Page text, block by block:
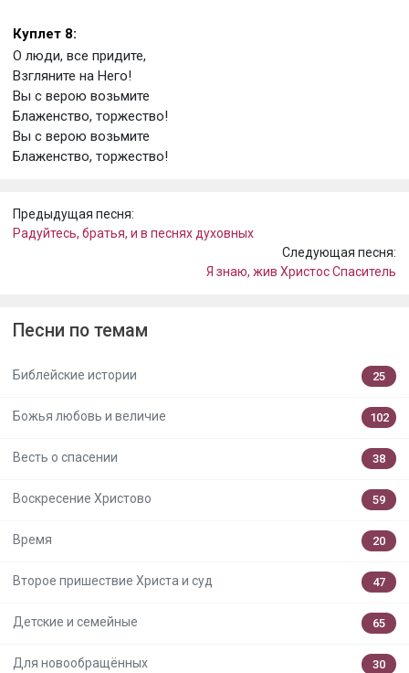
Куплет 8:
О люди, все придите,
Взгляните на Него!
Вы с верою возьмите
Блаженство, торжество!
Вы с верою возьмите
Блаженство, торжество!
Предыдущая песня:
Радуйтесь, братья, и в песнях духовных
Следующая песня:
Я знаю, жив Христос Спаситель
Песни по темам
Библейские истории 25
Божья любовь и величие 102
Весть о спасении 38
Воскресение Христово 59
Время 20
Второе пришествие Христа и суд 47
Детские и семейные 65
Для новообращённых 30